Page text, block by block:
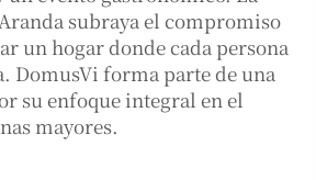
subraya el compromiso
un hogar donde cada persona
DomusVi forma parte de una
su enfoque integral en el
mayores.